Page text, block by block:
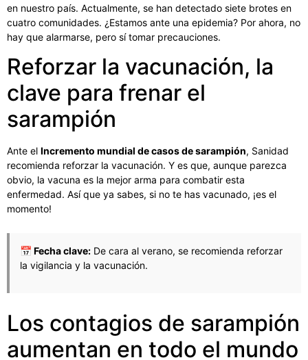
en nuestro país. Actualmente, se han detectado siete brotes en
cuatro comunidades. ¿Estamos ante una epidemia? Por ahora, no
hay que alarmarse, pero sí tomar precauciones.
Reforzar la vacunación, la
clave para frenar el
sarampión
Ante el Incremento mundial de casos de sarampión, Sanidad
recomienda reforzar la vacunación. Y es que, aunque parezca
obvio, la vacuna es la mejor arma para combatir esta
enfermedad. Así que ya sabes, si no te has vacunado, ¡es el
momento!
📅 Fecha clave: De cara al verano, se recomienda reforzar
la vigilancia y la vacunación.
Los contagios de sarampión
aumentan en todo el mundo